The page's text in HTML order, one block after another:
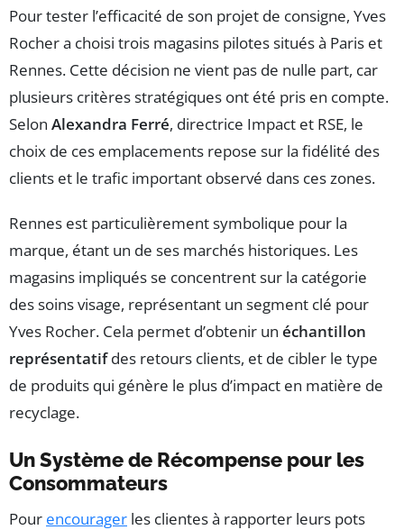
Pour tester l’efficacité de son projet de consigne, Yves
Rocher a choisi trois magasins pilotes situés à Paris et
Rennes. Cette décision ne vient pas de nulle part, car
plusieurs critères stratégiques ont été pris en compte.
Selon Alexandra Ferré, directrice Impact et RSE, le
choix de ces emplacements repose sur la fidélité des
clients et le trafic important observé dans ces zones.
Rennes est particulièrement symbolique pour la
marque, étant un de ses marchés historiques. Les
magasins impliqués se concentrent sur la catégorie
des soins visage, représentant un segment clé pour
Yves Rocher. Cela permet d’obtenir un échantillon
représentatifdes retours clients, et de cibler le type
de produits qui génère le plus d’impact en matière de
recyclage.
Un Système de Récompense pour les
Consommateurs
Pour encourager les clientes à rapporter leurs pots